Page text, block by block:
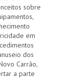
sobre
em
dos
Carrão,
a parte